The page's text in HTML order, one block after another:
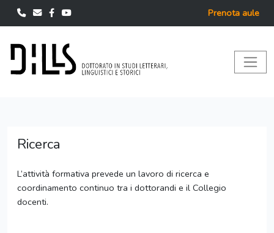
Prenota aule
Ricerca
L’attività formativa prevede un lavoro di ricerca e
coordinamento continuo tra i dottorandi e il Collegio
docenti.